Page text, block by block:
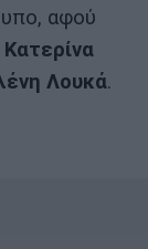
αφού
Κατερίνα
Λουκά.